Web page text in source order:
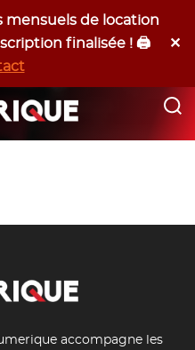
mensuels de location
finalisée ! 🖨️
✕
Devis Gratuit
Programmer Un RDV
accompagne les